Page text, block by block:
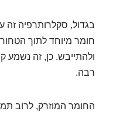
בגדול, סקלרותרפיה זה
חומר מיוחד לתוך
ולהתייבש. כן, זה נשמע
רבה.
החומר המוזרק, לרוב